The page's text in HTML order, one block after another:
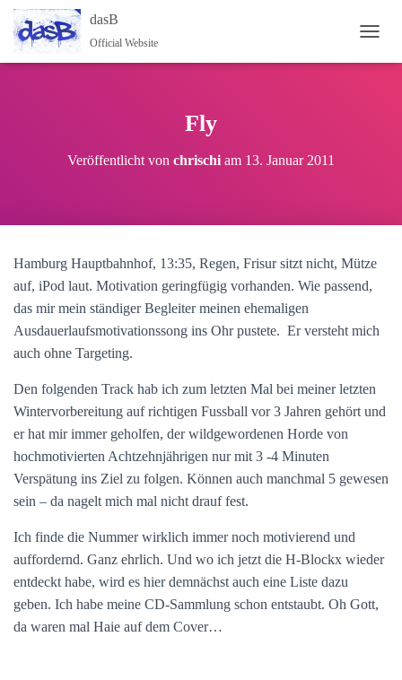
dasB
Official Website
Fly
Veröffentlicht von chrischi am 13. Januar 2011
Hamburg Hauptbahnhof, 13:35, Regen, Frisur sitzt nicht, Mütze
auf, iPod laut. Motivation geringfügig vorhanden. Wie passend,
das mir mein ständiger Begleiter meinen ehemaligen
Ausdauerlaufsmotivationssong ins Ohr pustete. Er versteht mich
auch ohne Targeting.
Den folgenden Track hab ich zum letzten Mal bei meiner letzten
Wintervorbereitung auf richtigen Fussball vor 3 Jahren gehört und
er hat mir immer geholfen, der wildgewordenen Horde von
hochmotivierten Achtzehnjährigen nur mit 3 -4 Minuten
Verspätung ins Ziel zu folgen. Können auch manchmal 5 gewesen
sein – da nagelt mich mal nicht drauf fest.
Ich finde die Nummer wirklich immer noch motivierend und
auffordernd. Ganz ehrlich. Und wo ich jetzt die H-Blockx wieder
entdeckt habe, wird es hier demnächst auch eine Liste dazu
geben. Ich habe meine CD-Sammlung schon entstaubt. Oh Gott,
da waren mal Haie auf dem Cover…